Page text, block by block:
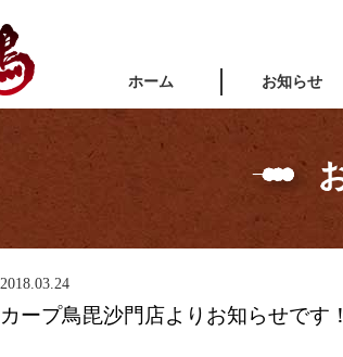
ホーム お知らせ
2018.03.24
カープ鳥毘沙門店よりお知らせです！